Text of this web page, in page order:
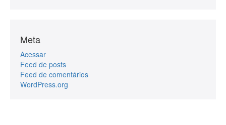
Meta
Acessar
Feed de posts
Feed de comentários
WordPress.org